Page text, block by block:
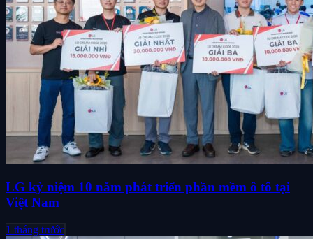
LG kỷ niệm 10 năm phát triển phần mềm ô tô tại
Việt Nam
1 tháng trước